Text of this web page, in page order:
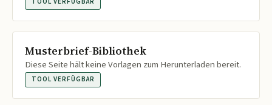
Musterbrief-Bibliothek
Diese Seite hält keine Vorlagen zum Herunterladen bereit.
TOOL VERFÜGBAR